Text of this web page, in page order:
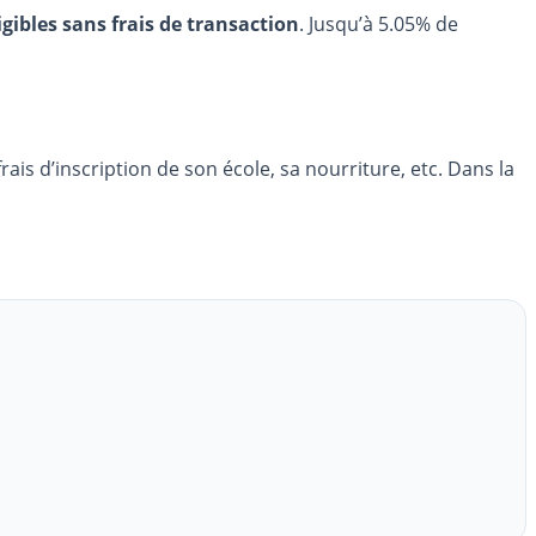
sans frais de transaction. Jusqu’à 5.05% de
d’inscription de son école, sa nourriture, etc. Dans la